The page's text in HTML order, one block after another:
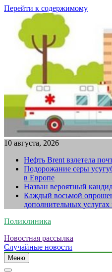
Перейти к содержимому
10 августа, 2026
Нефть Brent взлетела
Подорожание серы
в Европе
Назван вероятный
Каждый восьмой
дополнительных услугах
Поликлиника
Новостная рассылка
Случайные новости
Меню